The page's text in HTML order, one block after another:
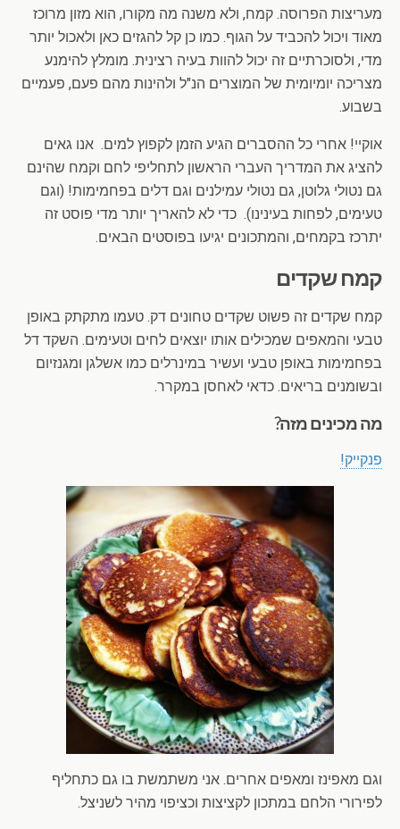
מעריצות הפרוסה. קמח, ולא משנה מה מקורו, הוא מזון מרוכז
מאוד ויכול להכביד על הגוף. כמו כן קל להגזים כאן ולאכול יותר
מדי, ולסוכרתיים זה יכול להוות בעיה רצינית. מומלץ להימנע
מצריכה יומיומית של המוצרים הנ"ל ולהינות מהם פעם, פעמיים
בשבוע.
אוקיי! אחרי כל ההסברים הגיע הזמן לקפוץ למים. אנו גאים
להציג את המדריך העברי הראשון לתחליפי לחם וקמח שהינם
גם נטולי גלוטן, גם נטולי עמילנים וגם דלים בפחמימות! (וגם
טעימים, לפחות בעינינו). כדי לא להאריך יותר מדי פוסט זה
יתרכז בקמחים, והמתכונים יגיעו בפוסטים הבאים.
קמח שקדים
קמח שקדים זה פשוט שקדים טחונים דק. טעמו מתקתק באופן
טבעי והמאפים שמכילים אותו יוצאים לחים וטעימים. השקד דל
בפחמימות באופן טבעי ועשיר במינרלים כמו אשלגן ומגנזיום
ובשומנים בריאים. כדאי לאחסן במקרר.
מה מכינים מזה?
פנקייק!
וגם מאפינז ומאפים אחרים. אני משתמשת בו גם כתחליף
לפירורי הלחם במתכון לקציצות וכציפוי מהיר לשניצל.